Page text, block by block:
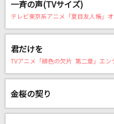
[生音]硝子の少年
KinKi Kids
[生音]#情とは
LADY(ビデオクリップバ
米津玄師
一斉の声(TVサイズ)
テレビ東京系アニメ「夏目友人帳」
君だけを
TVアニメ「緋色の欠片 第二章」エン
金桜の契り